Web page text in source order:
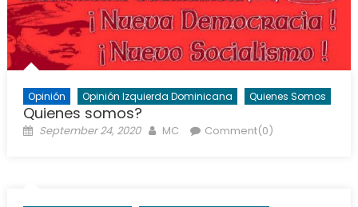
Opinión Opinión Izquierda Dominicana Quienes Somos
Quienes somos?
Posted
September 24, 2020 Author
MC Comment(0)